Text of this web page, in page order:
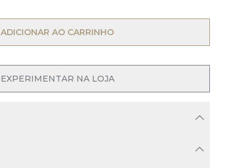
OPEN MENU
ADICIONAR AO CARRINHO
EXPERIMENTAR NA LOJA